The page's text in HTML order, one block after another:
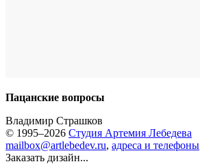
Пацанские вопросы
Владимир Страшков
© 1995–2026 Студия Артемия Лебедева
mailbox@artlebedev.ru, адреса и телефоны
Заказать дизайн...